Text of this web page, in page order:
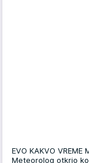
EVO KAKVO VREME
Meteorolog otkrio